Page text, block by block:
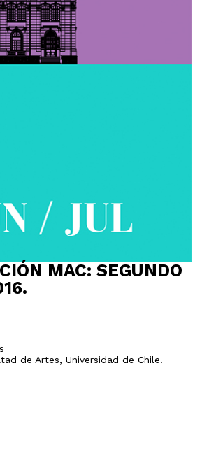
MAC: SEGUNDO
de Artes, Universidad de Chile.